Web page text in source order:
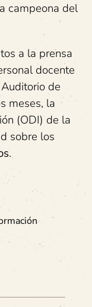
campeona del
a la prensa
docente
de
meses, la
(ODI) de la
sobre los
.